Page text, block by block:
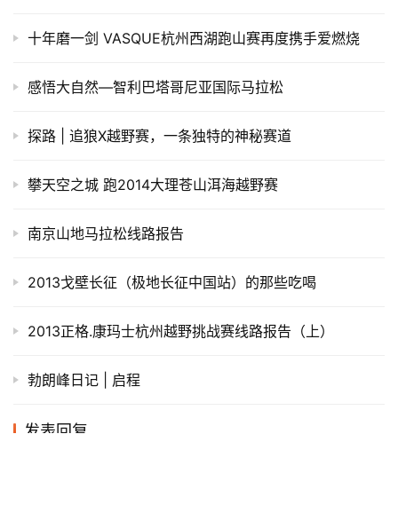
十年磨一剑 VASQUE杭州西湖跑山赛再度携手爱燃烧
感悟大自然—智利巴塔哥尼亚国际马拉松
探路 | 追狼X越野赛，一条独特的神秘赛道
攀天空之城 跑2014大理苍山洱海越野赛
南京山地马拉松线路报告
2013戈壁长征（极地长征中国站）的那些吃喝
2013正格.康玛士杭州越野挑战赛线路报告（上）
勃朗峰日记 | 启程
发表回复